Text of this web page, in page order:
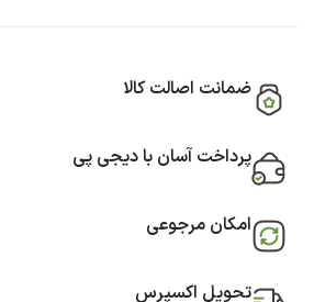
ضمانت اصالت کالا
پرداخت آسان با دیجی پی
امکان مرجوعی
تحویل اکسپرس